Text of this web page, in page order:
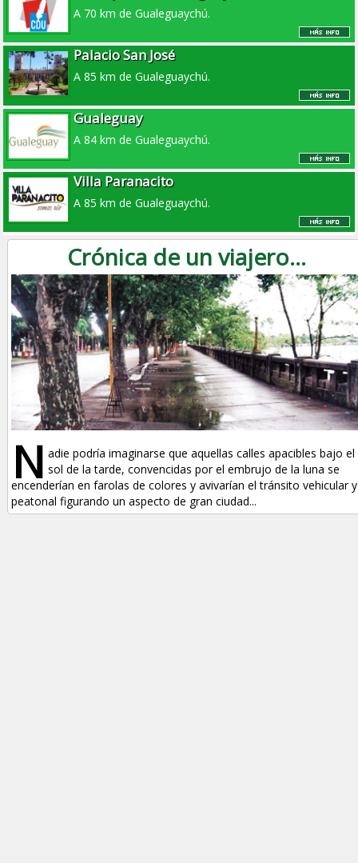
A 70 km de Gualeguaychú.
Palacio San José
A 85 km de Gualeguaychú.
Gualeguay
A 84 km de Gualeguaychú.
Villa Paranacito
A 85 km de Gualeguaychú.
Crónica de un viajero...
N adie podría imaginarse que aquellas calles apacibles bajo el
sol de la tarde, convencidas por el embrujo de la luna se
encenderían en farolas de colores y avivarían el tránsito vehicular y
peatonal figurando un aspecto de gran ciudad...